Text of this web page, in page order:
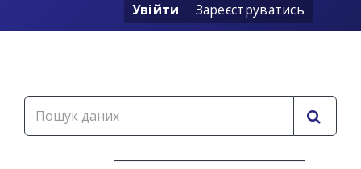
Увійти Зареєструватись